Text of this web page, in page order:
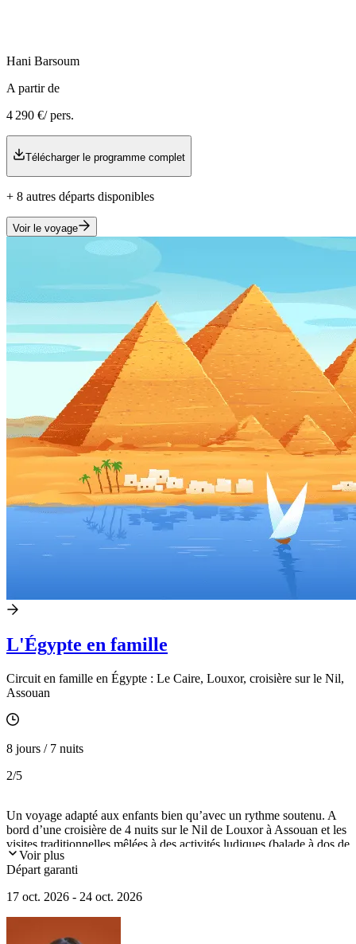
Hani Barsoum
A partir de
4 290 €/ pers.
Télécharger le programme complet
+ 8 autres départs disponibles
Voir le voyage
L'Égypte en famille
Circuit en famille en Égypte : Le Caire, Louxor, croisière sur le Nil,
Assouan
8 jours / 7 nuits
2/5
Un voyage adapté aux enfants bien qu’avec un rythme soutenu. A
bord d’une croisière de 4 nuits sur le Nil de Louxor à Assouan et les
visites traditionnelles mêlées à des activités ludiques (balade à dos de
chameau au pied des pyramides, musée de la momification à
Louxor, atelier de hiéroglyphes…), les moments partagés en famille
Voir plus
Départ garanti
17 oct. 2026 - 24 oct. 2026